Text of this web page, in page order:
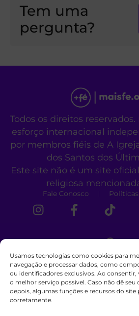
Usamos tecnologias como cookies para
navegação e processar dados, como
ou identificadores exclusivos. Ao consentir,
o melhor serviço possível. Caso não dê
depois, algumas funções e recursos do
corretamente.
Tem uma
pergunta?
Todos os direitos
esforço internacional
por membros fiéis de A
dos Santos dos
Este site não é um site
religiosa
Fale Conosco